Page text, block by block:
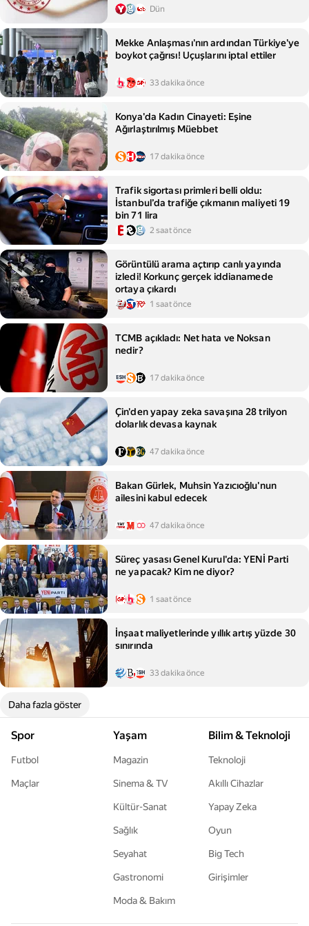
Dün
Mekke Anlaşması'nın ardından Türkiye'ye
boykot çağrısı! Uçuşlarını iptal ettiler
33 dakika önce
Konya'da Kadın Cinayeti: Eşine
Ağırlaştırılmış Müebbet
17 dakika önce
Trafik sigortası primleri belli oldu:
İstanbul’da trafiğe çıkmanın maliyeti 19
bin 71 lira
2 saat önce
Görüntülü arama açtırıp canlı yayında
izledi! Korkunç gerçek iddianamede
ortaya çıkardı
1 saat önce
TCMB açıkladı: Net hata ve Noksan
nedir?
17 dakika önce
Çin'den yapay zeka savaşına 28 trilyon
dolarlık devasa kaynak
47 dakika önce
Bakan Gürlek, Muhsin Yazıcıoğlu'nun
ailesini kabul edecek
47 dakika önce
Süreç yasası Genel Kurul'da: YENİ Parti
ne yapacak? Kim ne diyor?
1 saat önce
İnşaat maliyetlerinde yıllık artış yüzde 30
sınırında
33 dakika önce
Daha fazla göster
Spor
Futbol
Maçlar
Yaşam
Magazin
Sinema & TV
Kültür-Sanat
Sağlık
Seyahat
Gastronomi
Moda & Bakım
Bilim & Teknoloji
Teknoloji
Akıllı Cihazlar
Yapay Zeka
Oyun
Big Tech
Girişimler